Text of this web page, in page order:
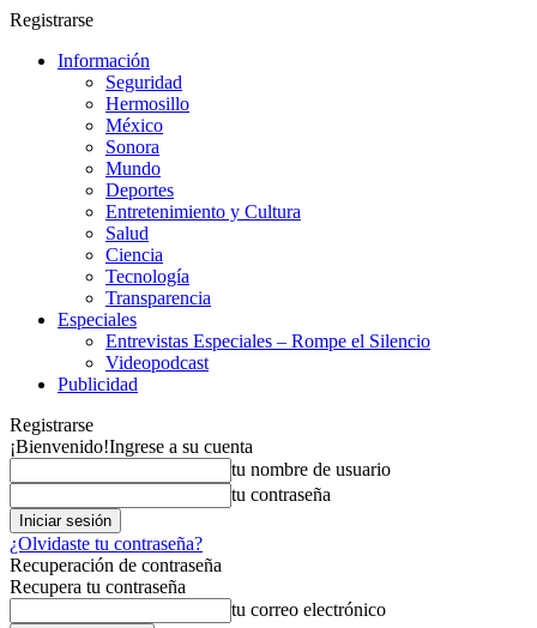
Registrarse
Información
Seguridad
Hermosillo
México
Sonora
Mundo
Deportes
Entretenimiento y Cultura
Salud
Ciencia
Tecnología
Transparencia
Especiales
Entrevistas Especiales – Rompe el Silencio
Videopodcast
Publicidad
Registrarse
¡Bienvenido!Ingrese a su cuenta
tu nombre de usuario
tu contraseña
¿Olvidaste tu contraseña?
Recuperación de contraseña
Recupera tu contraseña
tu correo electrónico